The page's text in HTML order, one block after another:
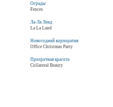
Ограды
Fences
Ла-Ла Ленд
La La Land
Новогодний корпоратив
Office Christmas Party
Призрачная красота
Collateral Beauty